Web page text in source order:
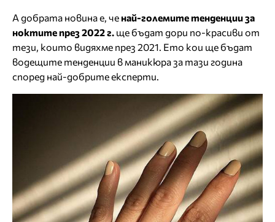
А добрата новина е, че най-големите тенденции за
ноктите през 2022 г. ще бъдат дори по-красиви от
тези, които видяхме през 2021. Ето кои ще бъдат
водещите тенденции в маникюра за тази година
според най-добрите експерти.